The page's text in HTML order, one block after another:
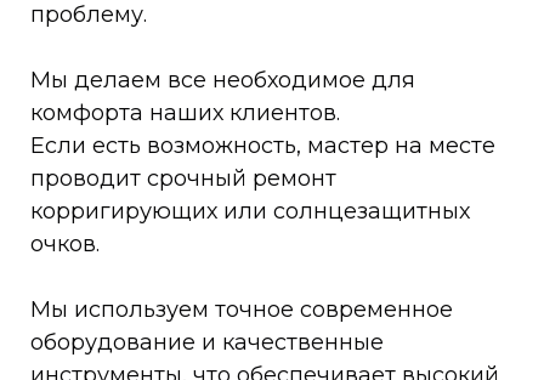
проблему.
Мы делаем все необходимое для
комфорта наших клиентов.
Если есть возможность, мастер на месте
проводит срочный ремонт
корригирующих или солнцезащитных
очков.
Мы используем точное современное
оборудование и качественные